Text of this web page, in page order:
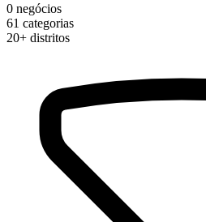
0 negócios
61 categorias
20+ distritos